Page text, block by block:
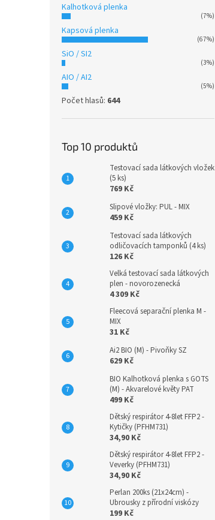
Kalhotková plenka
(7%)
Kapsová plenka
(67%)
SiO / SI2
(3%)
AIO / AI2
(5%)
Počet hlasů: 644
Top 10 produktů
Testovací sada látkových vložek
(5 ks)
769 Kč
Slipové vložky: PUL - MIX
459 Kč
Testovací sada látkových
odličovacích tamponků (4 ks)
126 Kč
Velká testovací sada látkových
plen - novorozenecká
4 309 Kč
Fleecová separační plenka M -
MIX
31 Kč
Ai2 BIO (M) - Pivoňky SZ
629 Kč
BIO Kalhotková plenka s GOTS
(M) - Akvarelové květy PAT
499 Kč
Dětský respirátor 4-8let FFP2 -
Kytičky (PFHM731)
34,90 Kč
Dětský respirátor 4-8let FFP2 -
Veverky (PFHM731)
34,90 Kč
Perlan 200ks (21x24cm) -
Ubrousky z přírodní viskózy
199 Kč